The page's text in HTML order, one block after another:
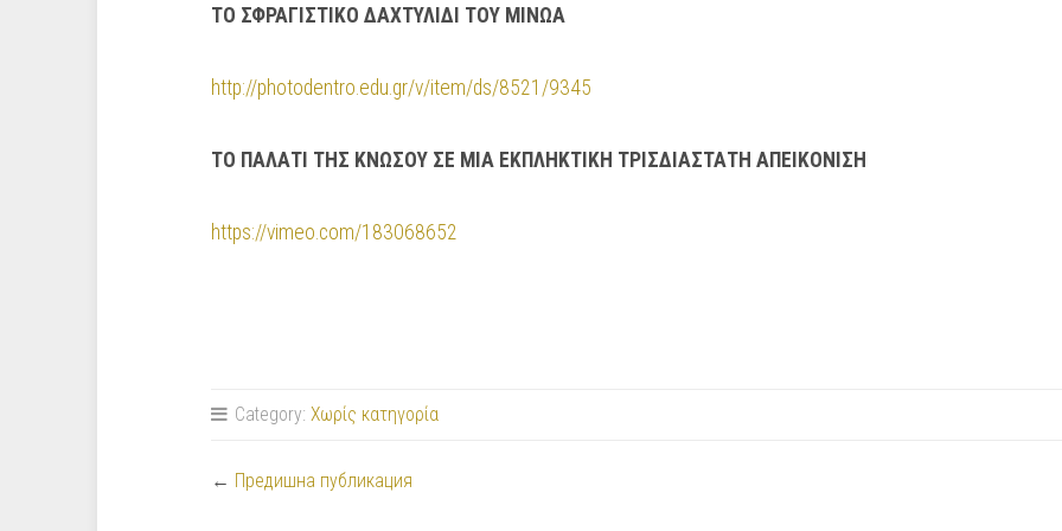
ΤΟ ΣΦΡΑΓΙΣΤΙΚΟ ΔΑΧΤΥΛΙΔΙ ΤΟΥ ΜΙΝΩΑ
http://photodentro.edu.gr/v/item/ds/8521/9345
ΤΟ ΠΑΛΑΤΙ ΤΗΣ ΚΝΩΣΟΥ ΣΕ ΜΙΑ ΕΚΠΛΗΚΤΙΚΗ ΤΡΙΣΔΙΑΣΤΑΤΗ ΑΠΕΙΚΟΝΙΣΗ
https://vimeo.com/183068652
Category: Χωρίς κατηγορία
← Предишна публикация